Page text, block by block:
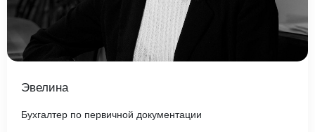
Эвелина
Бухгалтер по первичной документации